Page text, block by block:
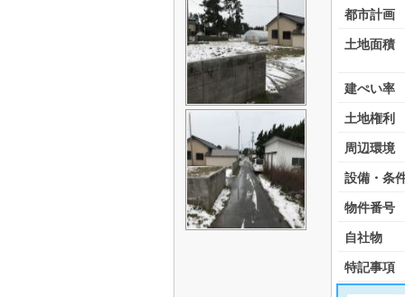
都市計画
土地面積
建ぺい率
土地権利
周辺環境
設備・条
物件番号
自社物
特記事項